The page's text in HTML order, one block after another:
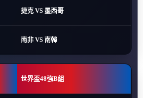
捷克 VS 墨西哥
南非 VS 南韓
世界盃48強B組